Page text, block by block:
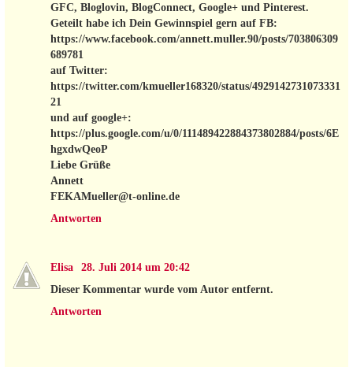
GFC, Bloglovin, BlogConnect, Google+ und Pinterest.
Geteilt habe ich Dein Gewinnspiel gern auf FB:
https://www.facebook.com/annett.muller.90/posts/703806309
689781
auf Twitter:
https://twitter.com/kmueller168320/status/4929142731073331
21
und auf google+:
https://plus.google.com/u/0/111489422884373802884/posts/6E
hgxdwQeoP
Liebe Grüße
Annett
FEKAMueller@t-online.de
Antworten
Elisa
28. Juli 2014 um 20:42
Dieser Kommentar wurde vom Autor entfernt.
Antworten